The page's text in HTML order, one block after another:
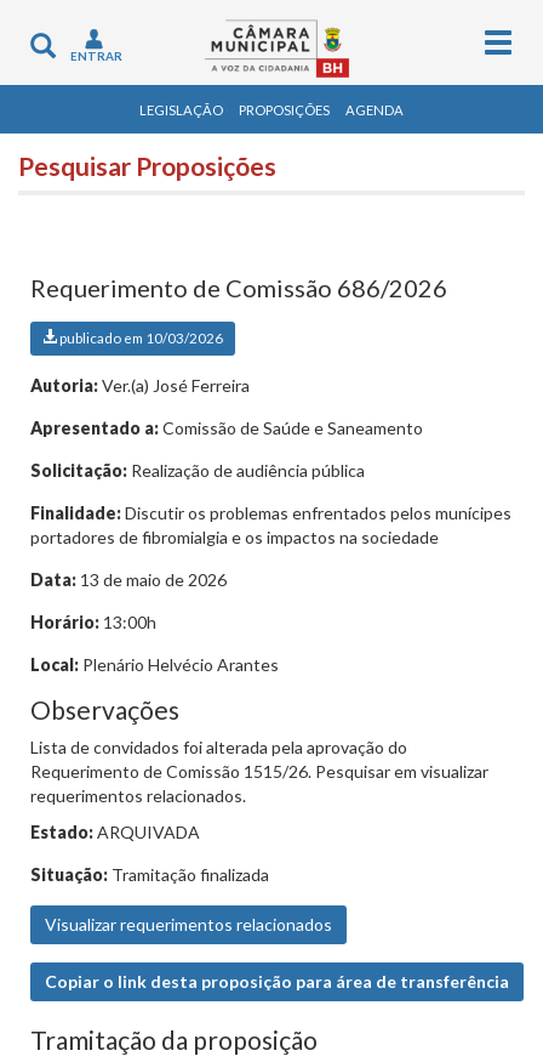
Toggle
navigation
ENTRAR
LEGISLAÇÃO PROPOSIÇÕES AGENDA
Pesquisar Proposições
Requerimento de Comissão 686/2026
publicado em 10/03/2026
Autoria:Ver.(a) José Ferreira
Apresentado a:Comissão de Saúde e Saneamento
Solicitação: Realização de audiência pública
Finalidade:Discutir os problemas enfrentados pelos munícipes
portadores de fibromialgia e os impactos na sociedade
Data: 13 de maio de 2026
Horário: 13:00h
Local: Plenário Helvécio Arantes
Observações
Lista de convidados foi alterada pela aprovação do
Requerimento de Comissão 1515/26. Pesquisar em visualizar
requerimentos relacionados.
Estado:ARQUIVADA
Situação: Tramitação finalizada
Visualizar requerimentos relacionados
Copiar o link desta proposição para área de transferência
Tramitação da proposição